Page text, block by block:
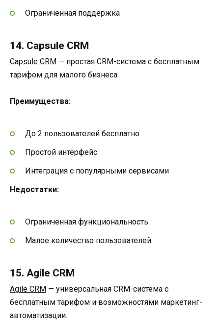
Ограниченная поддержка
14. Capsule CRM
Capsule CRM — простая CRM-система с бесплатным
тарифом для малого бизнеса.
Преимущества:
До 2 пользователей бесплатно
Простой интерфейс
Интеграция с популярными сервисами
Недостатки:
Ограниченная функциональность
Малое количество пользователей
15. Agile CRM
Agile CRM — универсальная CRM-система с
бесплатным тарифом и возможностями маркетинг-
автоматизации.